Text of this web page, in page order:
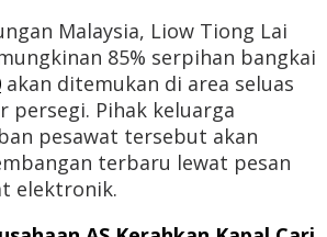
Malaysia, Liow Tiong Lai
85% serpihan bangkai
akan ditemukan di area seluas
persegi. Pihak keluarga
pesawat tersebut akan
terbaru lewat pesan
elektronik.